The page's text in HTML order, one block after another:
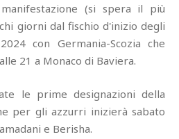
(si spera il più
giorni dal fischio d'inizio degli
con Germania-Scozia che
21 a Monaco di Baviera.
le prime designazioni della
per gli azzurri inizierà sabato
e Berisha.